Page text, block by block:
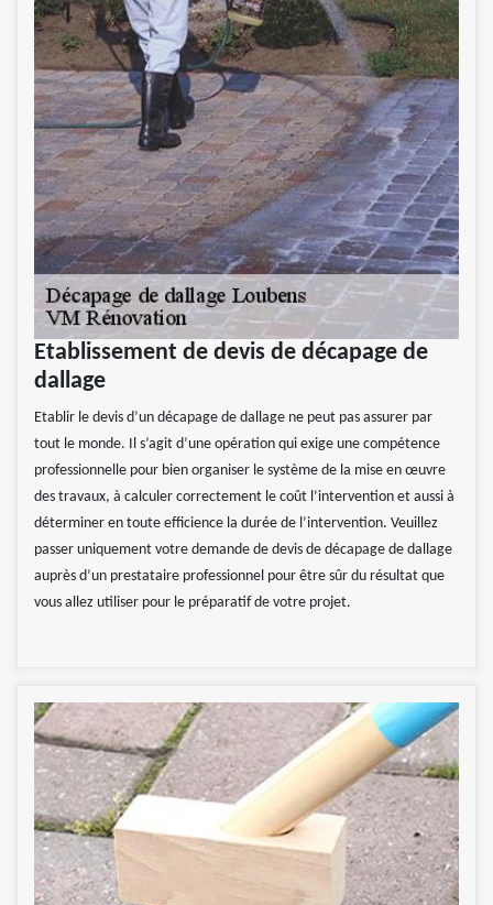
Etablissement de devis de décapage de
dallage
Etablir le devis d’un décapage de dallage ne peut pas assurer par
tout le monde. Il s’agit d’une opération qui exige une compétence
professionnelle pour bien organiser le système de la mise en œuvre
des travaux, à calculer correctement le coût l’intervention et aussi à
déterminer en toute efficience la durée de l’intervention. Veuillez
passer uniquement votre demande de devis de décapage de dallage
auprès d’un prestataire professionnel pour être sûr du résultat que
vous allez utiliser pour le préparatif de votre projet.